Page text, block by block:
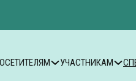
УЧАСТНИКАМ